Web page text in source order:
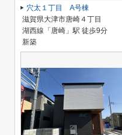
穴太１丁目 A号棟
滋賀県大津市唐崎４丁目
湖西線「唐崎」駅 徒歩9分
新築